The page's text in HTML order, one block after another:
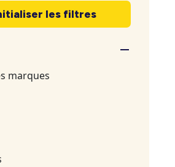
les filtres
marques